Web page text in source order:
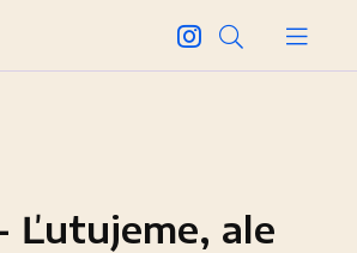
Ľutujeme, ale